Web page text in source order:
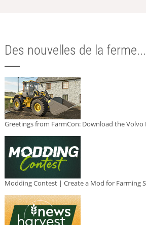
Des nouvelles de la ferme...
Greetings from FarmCon: Download the Volvo
Modding Contest | Create a Mod for Farming